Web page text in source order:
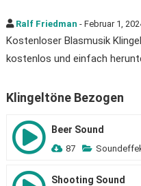
Ralf Friedman - Februar 1,
Kostenloser Blasmusik
kostenlos und einfach
Klingeltöne Bezogen
Beer Sound
87
Shooting Sound